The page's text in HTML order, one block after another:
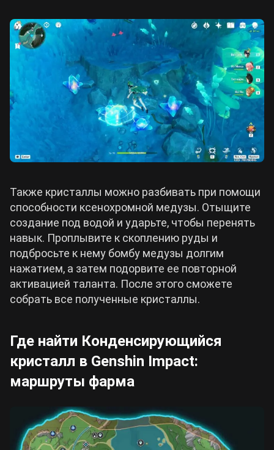
Саю
Странник
Ка Мин
Дэхья
Линнея
Также кристаллы можно разбивать при помощи
способности ксенохромной медузы. Отыщите
создание под водой и ударьте, чтобы перенять
навык. Проплывите к скоплению руды и
подбросьте к нему бомбу медузы долгим
нажатием, а затем подорвите ее повторной
активацией таланта. После этого сможете
собрать все полученные кристаллы.
Где найти Конденсирующийся
кристалл в Genshin Impact:
маршруты фарма